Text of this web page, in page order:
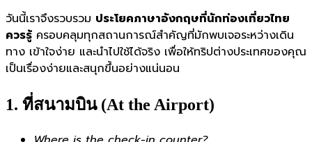
วันนี้เราจึงรวบรวม ประโยคภาษาอังกฤษที่นักท่องเที่ยวไทย
ควรรู้ ครอบคลุมทุกสถานการณ์สำคัญที่มักพบเจอระหว่างเดิน
ทาง เข้าใจง่าย และนำไปใช้ได้จริง เพื่อให้ทริปต่างประเทศของคุณ
เป็นเรื่องง่ายและสนุกขึ้นอย่างแน่นอน
1. ที่สนามบิน (At the Airport)